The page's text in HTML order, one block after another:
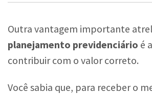
Outra vantagem importante
planejamento previdenciário é
contribuir com o valor correto.
Você sabia que, para receber o